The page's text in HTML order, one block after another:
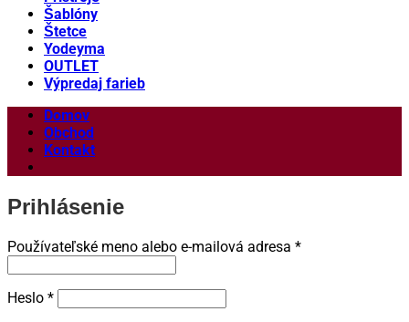
Šablóny
Štetce
Yodeyma
OUTLET
Výpredaj farieb
Domov
Obchod
Kontakt
Prihlásenie
Používateľské meno alebo e-mailová adresa *Povinné
Heslo *Povinné